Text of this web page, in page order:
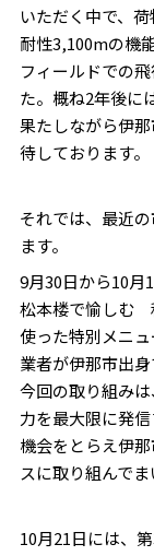
いただく中で、
耐性3,100mの機
フィールドでの
た。概ね2年後に
果たしながら伊
待しております。
それでは、最近
ます。
9月30日から10
松本楼で愉しむ
使った特別メニ
業者が伊那市出
今回の取り組み
力を最大限に発
機会をとらえ伊
スに取り組んでま
10月21日には、